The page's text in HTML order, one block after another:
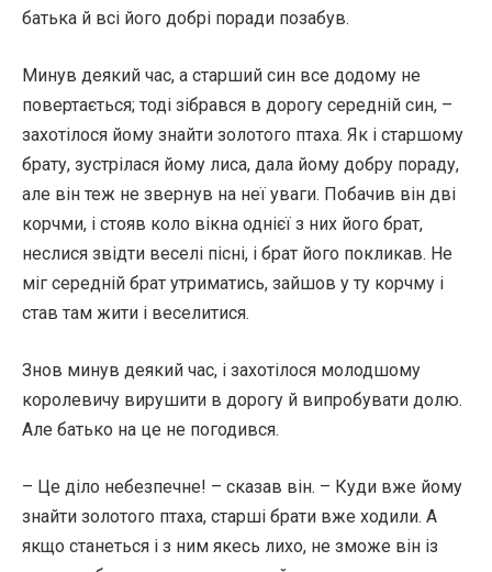
батька й всі його добрі поради позабув.
Минув деякий час, а старший син все додому не
повертається; тоді зібрався в дорогу середній син, –
захотілося йому знайти золотого птаха. Як і старшому
брату, зустрілася йому лиса, дала йому добру пораду,
але він теж не звернув на неї уваги. Побачив він дві
корчми, і стояв коло вікна однієї з них його брат,
неслися звідти веселі пісні, і брат його покликав. Не
міг середній брат утриматись, зайшов у ту корчму і
став там жити і веселитися.
Знов минув деякий час, і захотілося молодшому
королевичу вирушити в дорогу й випробувати долю.
Але батько на це не погодився.
– Це діло небезпечне! – сказав він. – Куди вже йому
знайти золотого птаха, старші брати вже ходили. А
якщо станеться і з ним якесь лихо, не зможе він із